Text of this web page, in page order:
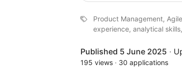
Product Management,
experience, analytical
Published 5 June 2025 ·
195 views · 30 applications